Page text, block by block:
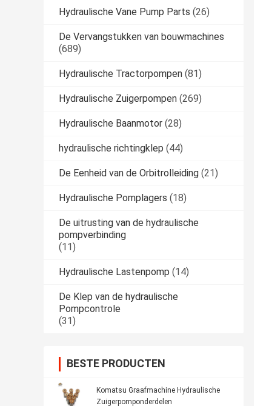
Hydraulische Vane Pump Parts (26)
De Vervangstukken van bouwmachines
(689)
Hydraulische Tractorpompen (81)
Hydraulische Zuigerpompen (269)
Hydraulische Baanmotor (28)
hydraulische richtingklep (44)
De Eenheid van de Orbitrolleiding (21)
Hydraulische Pomplagers (18)
De uitrusting van de hydraulische
pompverbinding
(11)
Hydraulische Lastenpomp (14)
De Klep van de hydraulische
Pompcontrole
(31)
BESTE PRODUCTEN
Komatsu Graafmachine Hydraulische
Zuigerpomponderdelen